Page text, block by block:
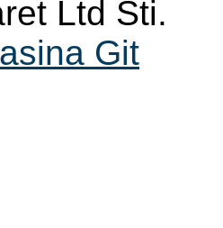
Ltd Sti.
Git